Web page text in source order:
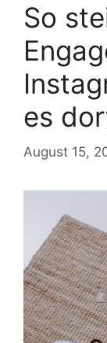
So
es
August 15,